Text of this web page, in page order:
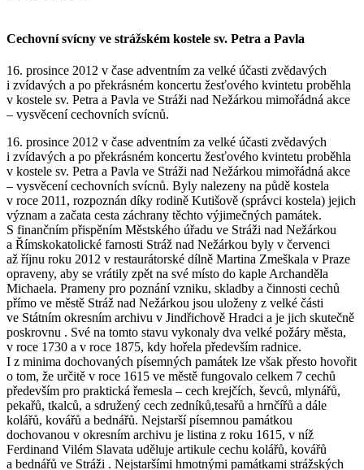
Cechovní svícny ve strážském kostele sv. Petra a Pavla
16. prosince 2012 v čase adventním za velké účasti zvědavých
i zvídavých a po překrásném koncertu žesťového kvintetu proběhla
v kostele sv. Petra a Pavla ve Stráži nad Nežárkou mimořádná akce
– vysvěcení cechovních svícnů.
16. prosince 2012 v čase adventním za velké účasti zvědavých
i zvídavých a po překrásném koncertu žesťového kvintetu proběhla
v kostele sv. Petra a Pavla ve Stráži nad Nežárkou mimořádná akce
– vysvěcení cechovních svícnů. Byly nalezeny na půdě kostela
v roce 2011, rozpoznán díky rodině Kutišově (správci kostela) jejich
význam a začata cesta záchrany těchto výjimečných památek.
S finančním přispěním Městského úřadu ve Stráži nad Nežárkou
a Římskokatolické farnosti Stráž nad Nežárkou byly v červenci
až říjnu roku 2012 v restaurátorské dílně Martina Zmeškala v Praze
opraveny, aby se vrátily zpět na své místo do kaple Archanděla
Michaela. Prameny pro poznání vzniku, skladby a činnosti cechů
přímo ve městě Stráž nad Nežárkou jsou uloženy z velké části
ve Státním okresním archivu v Jindřichově Hradci a je jich skutečně
poskrovnu . Své na tomto stavu vykonaly dva velké požáry města,
v roce 1730 a v roce 1875, kdy hořela především radnice.
I z minima dochovaných písemných památek lze však přesto hovořit
o tom, že určitě v roce 1615 ve městě fungovalo celkem 7 cechů
především pro praktická řemesla – cech krejčích, ševců, mlynářů,
pekařů, tkalců, a sdružený cech zedníků,tesařů a hrnčířů a dále
kolářů, kovářů a bednářů. Nejstarší písemnou památkou
dochovanou v okresním archivu je listina z roku 1615, v níž
Ferdinand Vilém Slavata uděluje artikule cechu kolářů, kovářů
a bednářů ve Stráži . Nejstaršími hmotnými památkami strážských